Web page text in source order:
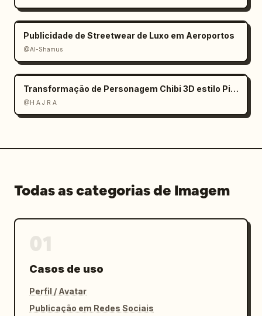
Publicidade de Streetwear de Luxo em Aeroportos
@Al-Shamus
Transformação de Personagem Chibi 3D estilo Pixar
@H A J R A
Todas as categorias de Imagem
Casos de uso
Perfil / Avatar
Publicação em Redes Sociais